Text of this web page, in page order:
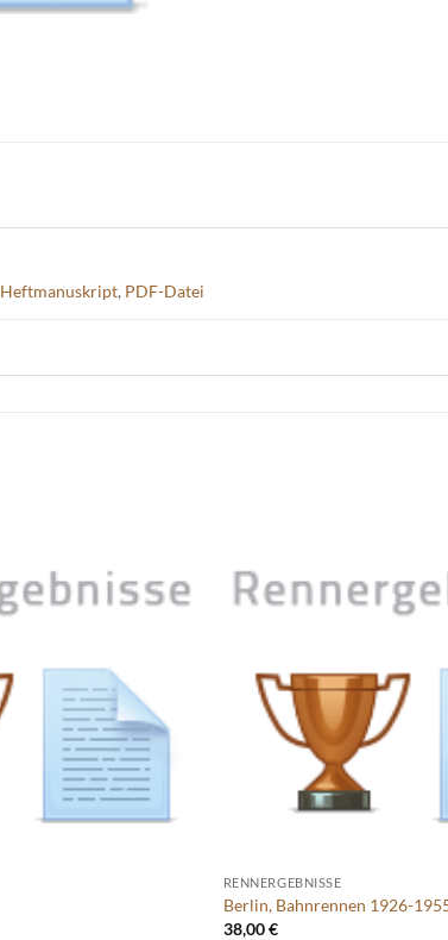
Heftmanuskript, PDF-Datei
RENNERGEBNISSE
Berlin, Bahnrennen 1926-
38,00€